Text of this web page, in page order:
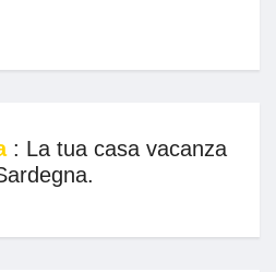
: La tua casa vacanza